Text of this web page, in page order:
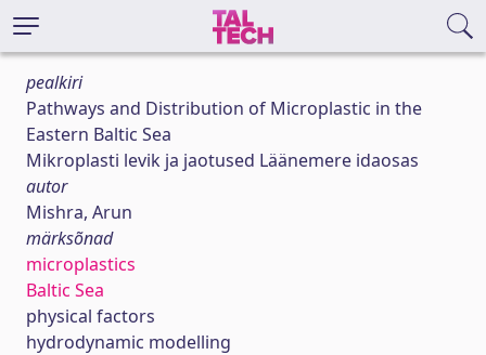
pealkiri
Pathways and Distribution of Microplastic in the
Eastern Baltic Sea
Mikroplasti levik ja jaotused Läänemere idaosas
autor
Mishra, Arun
märksõnad
microplastics
Baltic Sea
physical factors
hydrodynamic modelling